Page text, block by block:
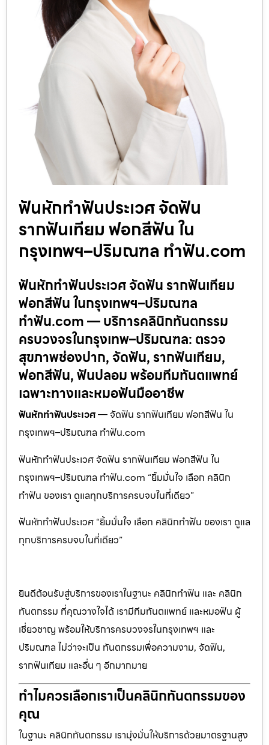
ฟันหักทำฟันประเวศ จัดฟัน
รากฟันเทียม ฟอกสีฟัน ใน
กรุงเทพฯ–ปริมณฑล ทำฟัน.com
ฟันหักทำฟันประเวศ จัดฟัน รากฟันเทียม
ฟอกสีฟัน ในกรุงเทพฯ–ปริมณฑล
ทำฟัน.com — บริการคลินิกทันตกรรม
ครบวงจรในกรุงเทพ–ปริมณฑล: ตรวจ
สุขภาพช่องปาก, จัดฟัน, รากฟันเทียม,
ฟอกสีฟัน, ฟันปลอม พร้อมทีมทันตแพทย์
เฉพาะทางและหมอฟันมืออาชีพ
ฟันหักทำฟันประเวศ— จัดฟัน รากฟันเทียม ฟอกสีฟัน ใน
กรุงเทพฯ–ปริมณฑล ทำฟัน.com
ฟันหักทำฟันประเวศ จัดฟัน รากฟันเทียม ฟอกสีฟัน ใน
กรุงเทพฯ–ปริมณฑล ทำฟัน.com “ยิ้มมั่นใจ เลือก คลินิก
ทำฟัน ของเรา ดูแลทุกบริการครบจบในที่เดียว”
ฟันหักทำฟันประเวศ “ยิ้มมั่นใจ เลือก คลินิกทำฟัน ของเรา ดูแล
ทุกบริการครบจบในที่เดียว”
ยินดีต้อนรับสู่บริการของเราในฐานะ คลินิกทำฟัน และ คลินิก
ทันตกรรม ที่คุณวางใจได้ เรามีทีมทันตแพทย์ และหมอฟัน ผู้
เชี่ยวชาญ พร้อมให้บริการครบวงจรในกรุงเทพฯ และ
ปริมณฑล ไม่ว่าจะเป็น ทันตกรรมเพื่อความงาม, จัดฟัน,
รากฟันเทียม และอื่น ๆ อีกมากมาย
ทำไมควรเลือกเราเป็นคลินิกทันตกรรมของ
คุณ
ในฐานะ คลินิกทันตกรรม เรามุ่งมั่นให้บริการด้วยมาตรฐานสูง